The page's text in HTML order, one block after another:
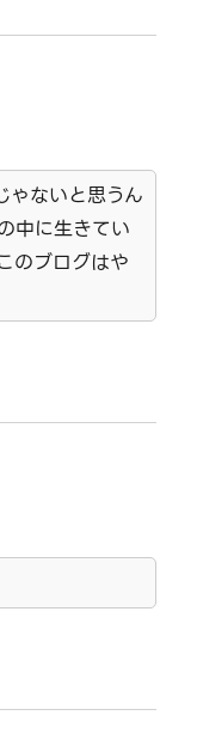
ゃないと思うん
中に生きてい
のブログはや